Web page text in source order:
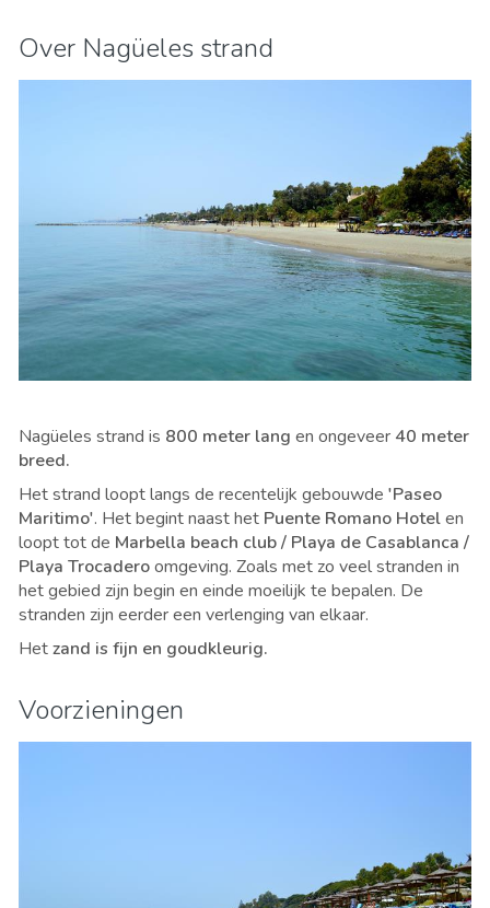
Over Nagüeles strand
Nagüeles strand is 800 meter lang en ongeveer 40 meter
breed.
Het strand loopt langs de recentelijk gebouwde 'Paseo
Maritimo'. Het begint naast het Puente Romano Hotelen
loopt tot de Marbella beach club / Playa de Casablanca /
Playa Trocaderoomgeving. Zoals met zo veel stranden in
het gebied zijn begin en einde moeilijk te bepalen. De
stranden zijn eerder een verlenging van elkaar.
Hetzand is fijn en goudkleurig.
Voorzieningen